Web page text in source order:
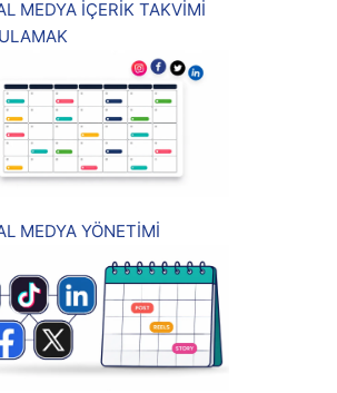
MEDYA İÇERİK TAKVİMİ
MEDYA YÖNETİMİ